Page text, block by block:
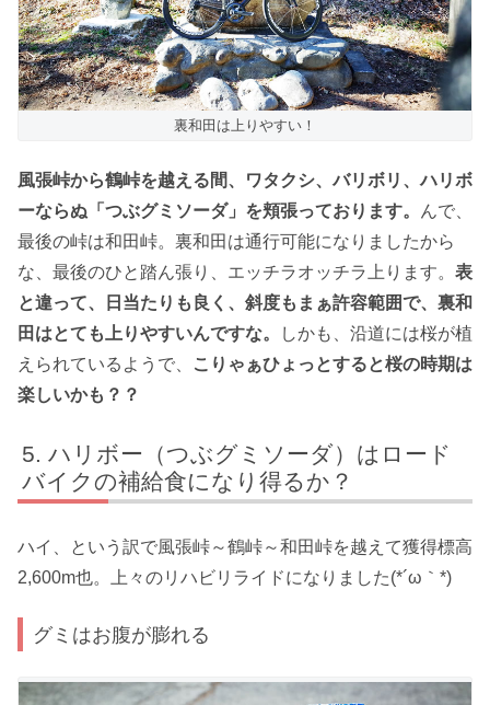
裏和田は上りやすい！
風張峠から鶴峠を越える間、ワタクシ、バリボリ、ハリボ
ーならぬ「つぶグミソーダ」を頬張っております。
んで、
最後の峠は和田峠。裏和田は通行可能になりましたから
な、最後のひと踏ん張り、エッチラオッチラ上ります。 表
と違って、日当たりも良く、斜度もまぁ許容範囲で、裏和
田はとても上りやすいんですな。
しかも、沿道には桜が植
えられているようで、
こりゃぁひょっとすると桜の時期は
楽しいかも？？
ハリボー（つぶグミソーダ）はロード
バイクの補給食になり得るか？
ハイ、という訳で風張峠～鶴峠～和田峠を越えて獲得標高
2,600m也。上々のリハビリライドになりました(*´ω｀*)
グミはお腹が膨れる